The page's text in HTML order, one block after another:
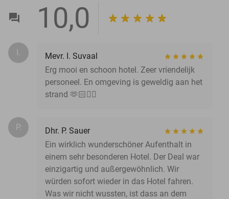
10,0
I.
Mevr. I. Suvaal
Erg mooi en schoon hotel. Zeer vriendelijk
personeel. En omgeving is geweldig aan het
strand 🫶🏻👍🏻
P.
Dhr. P. Sauer
Ein wirklich wunderschöner Aufenthalt in
einem sehr besonderen Hotel. Der Deal war
einzigartig und außergewöhnlich. Wir
würden sofort wieder in das Hotel fahren.
Was wir nicht wussten, ist dass an dem